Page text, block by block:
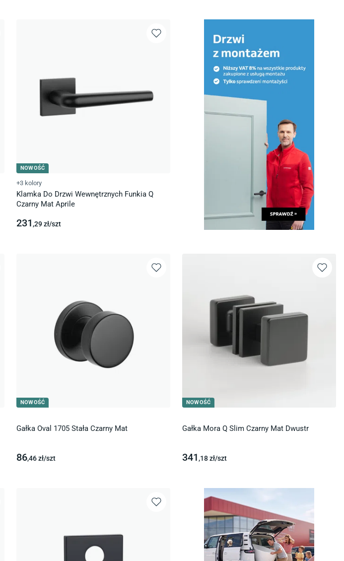
NOWOŚĆ
+3 kolory
Klamka Do Drzwi Wewnętrznych Funkia Q
Czarny Mat Aprile
231 ,29zł/szt
NOWOŚĆ
Gałka Oval 1705 Stała Czarny Mat
86,46zł/szt
NOWOŚĆ
Gałka Mora Q Slim Czarny Mat Dwustr
341 ,18zł/szt